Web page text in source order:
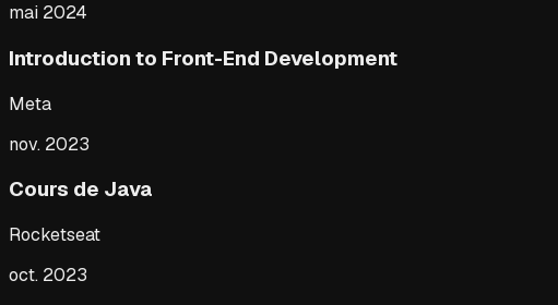
mai 2024
Introduction to Front-End Development
Meta
nov. 2023
Cours de Java
Rocketseat
oct. 2023